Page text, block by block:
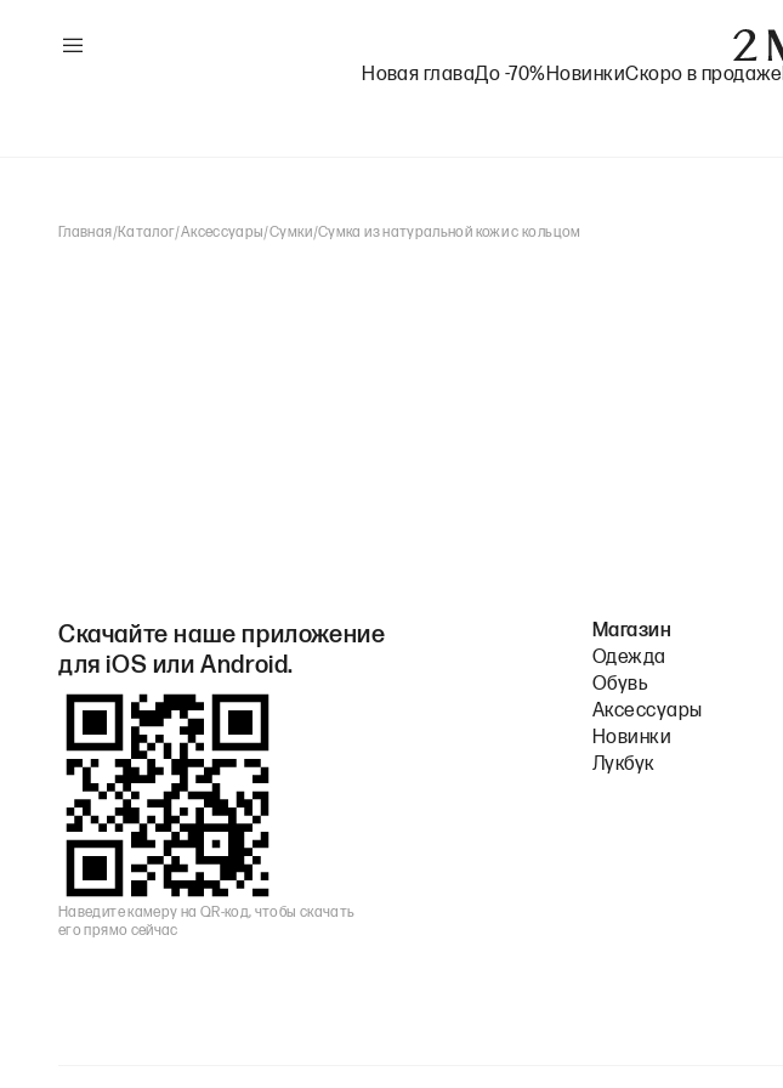
Новая главаДо -70%НовинкиСкоро в продаже
Главная/Каталог/Аксессуары/Сумки/Сумка из натуральной кожи с кольцом
Скачайте наше приложение
для iOS или Android.
Наведите камеру на QR-код, чтобы скачать
его прямо сейчас
Магазин
Одежда
Обувь
Аксессуары
Новинки
Лукбук